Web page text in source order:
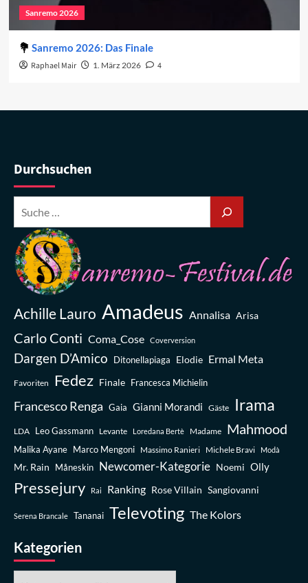
Sanremo 2026
Sanremo 2026: Das Finale
Raphael Mair 1. März 2026 4
Durchsuchen
Achille Lauro Amadeus Annalisa Arisa
Carlo Conti Coma_Cose Coverversion
Dargen D’Amico Ditonellapiaga Elodie Ermal Meta
Favoriten Fedez Finale Francesca Michielin
Francesco Renga Gaia Gianni Morandi Gäste Irama
LDA Leo Gassmann Levante Loredana Bertè Madame Mahmood
Malika Ayane Marco Mengoni Massimo Ranieri Michele Bravi Modà
Mr. Rain Måneskin Newcomer-Kategorie Noemi Olly
Pressejury Rai Ranking Rose Villain Sangiovanni
Serena Brancale Tananai Televoting The Kolors
Kategorien